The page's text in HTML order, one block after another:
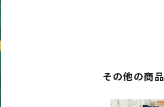
その他の商品